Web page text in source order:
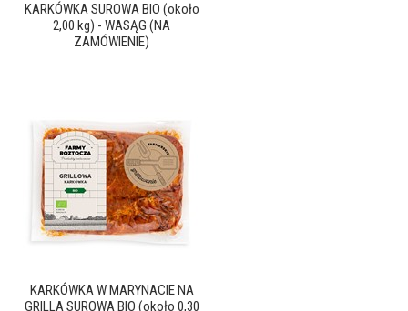
KARKÓWKA SUROWA BIO (około
2,00 kg) - WASĄG (NA
ZAMÓWIENIE)
KARKÓWKA W MARYNACIE NA
GRILLA SUROWA BIO (około 0,30